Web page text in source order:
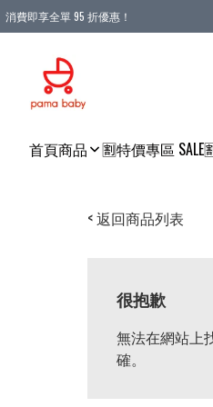
消費即享全單 95 折優惠！
首頁商品 🈹特價專區
< 返回商品列表
很抱歉
無法在網站上
確。